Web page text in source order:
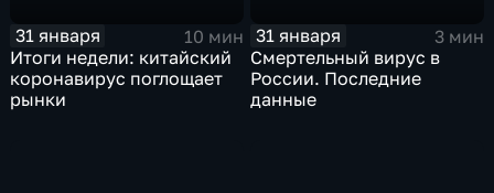
31 января
10 мин
Итоги недели: китайский
коронавирус поглощает
рынки
31 января
3 мин
Смертельный вирус в
России. Последние
данные